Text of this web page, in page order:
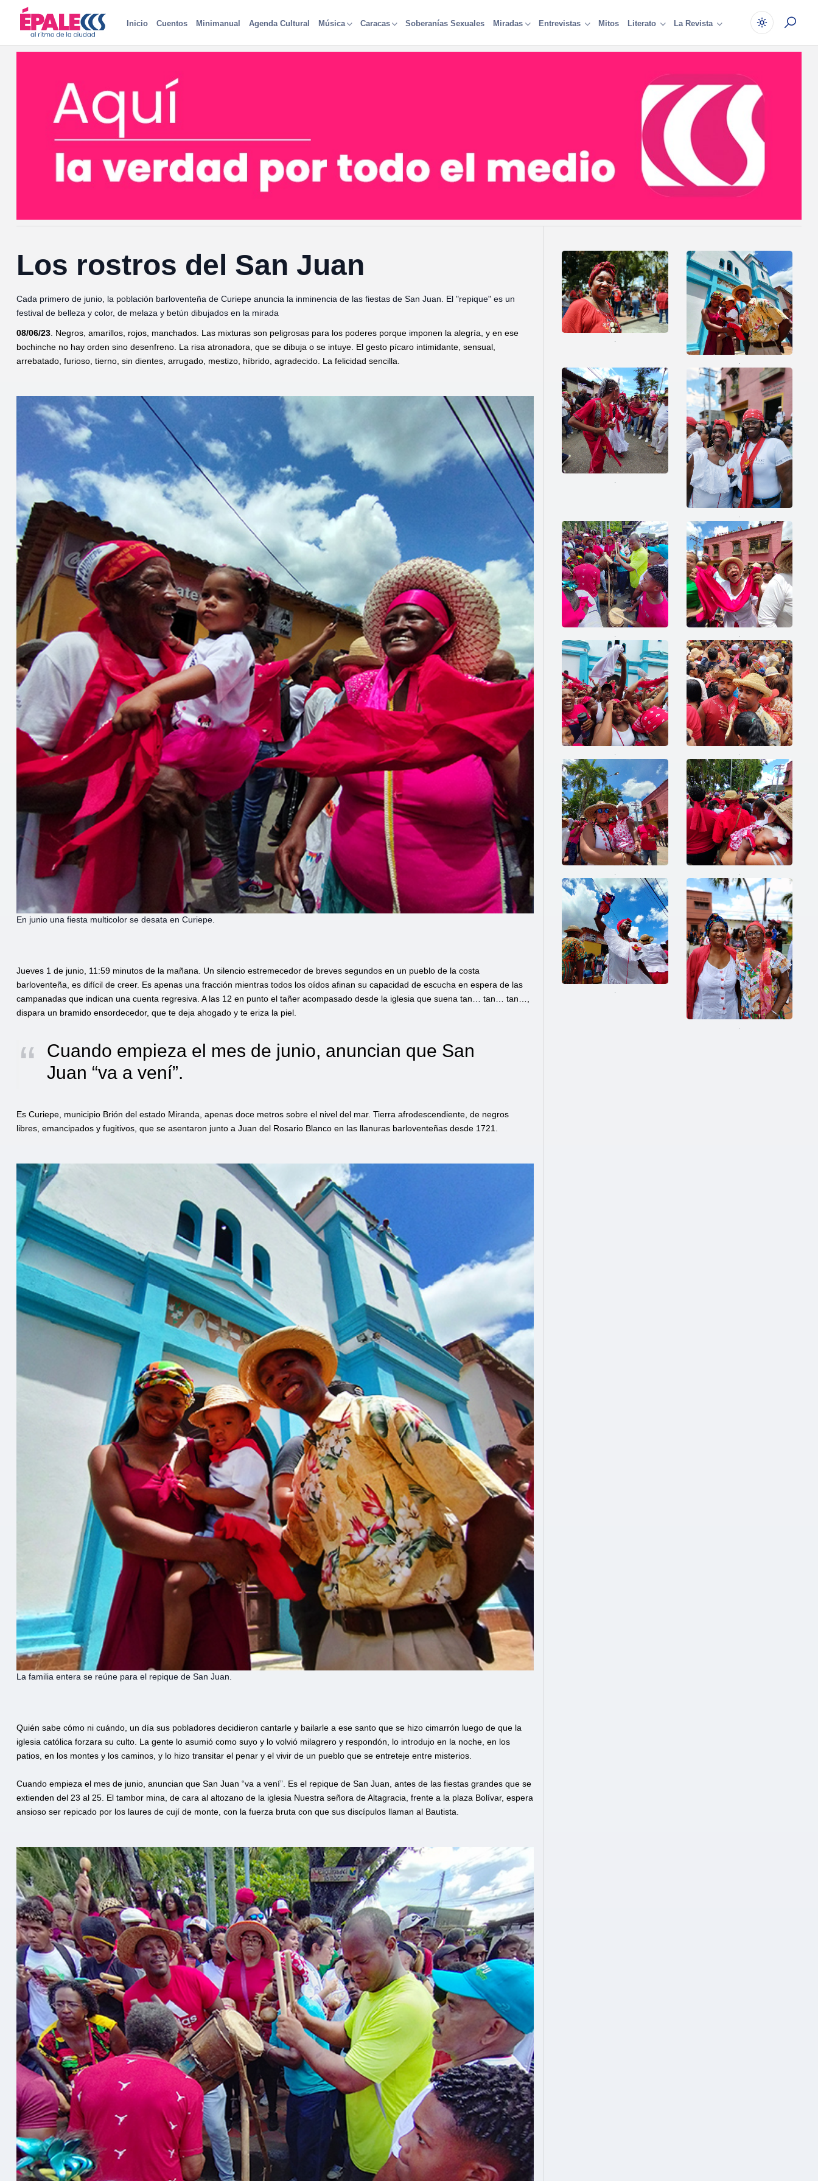
Inicio Cuentos Minimanual Agenda Cultural Música Caracas Soberanías Sexuales Miradas Entrevistas Mitos Literato La Revista
Los rostros del San Juan
Cada primero de junio, la población barloventeña de Curiepe anuncia la inminencia de las fiestas de San Juan. El "repique" es un
festival de belleza y color, de melaza y betún dibujados en la mirada
08/06/23 . Negros, amarillos, rojos, manchados. Las mixturas son peligrosas para los poderes porque imponen la alegría, y en ese
bochinche no hay orden sino desenfreno. La risa atronadora, que se dibuja o se intuye. El gesto pícaro intimidante, sensual,
arrebatado, furioso, tierno, sin dientes, arrugado, mestizo, híbrido, agradecido. La felicidad sencilla.
En junio una fiesta multicolor se desata en Curiepe.
Jueves 1 de junio, 11:59 minutos de la mañana. Un silencio estremecedor de breves segundos en un pueblo de la costa
barloventeña, es difícil de creer. Es apenas una fracción mientras todos los oídos afinan su capacidad de escucha en espera de las
campanadas que indican una cuenta regresiva. A las 12 en punto el tañer acompasado desde la iglesia que suena tan… tan… tan…,
dispara un bramido ensordecedor, que te deja ahogado y te eriza la piel.
Cuando empieza el mes de junio, anuncian que San
Juan “va a vení”.
Es Curiepe, municipio Brión del estado Miranda, apenas doce metros sobre el nivel del mar. Tierra afrodescendiente, de negros
libres, emancipados y fugitivos, que se asentaron junto a Juan del Rosario Blanco en las llanuras barloventeñas desde 1721.
La familia entera se reúne para el repique de San Juan.
Quién sabe cómo ni cuándo, un día sus pobladores decidieron cantarle y bailarle a ese santo que se hizo cimarrón luego de que la
iglesia católica forzara su culto. La gente lo asumió como suyo y lo volvió milagrero y respondón, lo introdujo en la noche, en los
patios, en los montes y los caminos, y lo hizo transitar el penar y el vivir de un pueblo que se entreteje entre misterios.
Cuando empieza el mes de junio, anuncian que San Juan “va a vení”. Es el repique de San Juan, antes de las fiestas grandes que se
extienden del 23 al 25. El tambor mina, de cara al altozano de la iglesia Nuestra señora de Altagracia, frente a la plaza Bolívar, espera
ansioso ser repicado por los laures de cují de monte, con la fuerza bruta con que sus discípulos llaman al Bautista.
.
.
.
. .
. .
. .
.